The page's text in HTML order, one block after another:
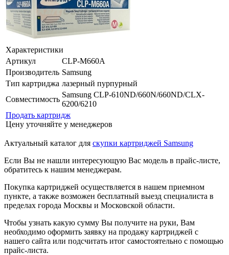
Характеристики
Артикул
CLP-M660A
Производитель Samsung
Тип картриджа лазерный пурпурный
Совместимость
Samsung CLP-610ND/660N/660ND/CLX-
6200/6210
Продать картридж
Цену уточняйте у менеджеров
Актуальный каталог для скупки картриджей Samsung
Если Вы не нашли интересующую Вас модель в прайс-листе,
обратитесь к нашим менеджерам.
Покупка картриджей осуществляется в нашем приемном
пункте, а также возможен бесплатный выезд специалиста в
пределах города Москвы и Московской области.
Чтобы узнать какую сумму Вы получите на руки, Вам
необходимо оформить заявку на продажу картриджей с
нашего сайта или подсчитать итог самостоятельно с помощью
прайс-листа.